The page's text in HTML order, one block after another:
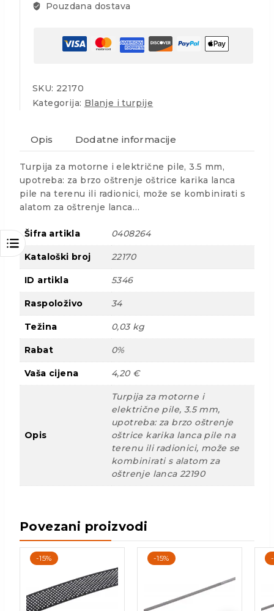
Pouzdana dostava
SKU: 22170
Kategorija: Blanje i turpije
Opis Dodatne informacije
Turpija za motorne i električne pile, 3.5 mm,
upotreba: za brzo oštrenje oštrice karika lanca
pile na terenu ili radionici, može se kombinirati s
alatom za oštrenje lanca…
Šifra artikla 0408264
Kataloški broj 22170
ID artikla 5346
Raspoloživo 34
Težina 0,03 kg
Rabat 0%
Vaša cijena 4,20 €
Opis
Turpija za motorne i
električne pile, 3.5 mm,
upotreba: za brzo oštrenje
oštrice karika lanca pile na
terenu ili radionici, može se
kombinirati s alatom za
oštrenje lanca 22190
Povezani proizvodi
-15% -15%